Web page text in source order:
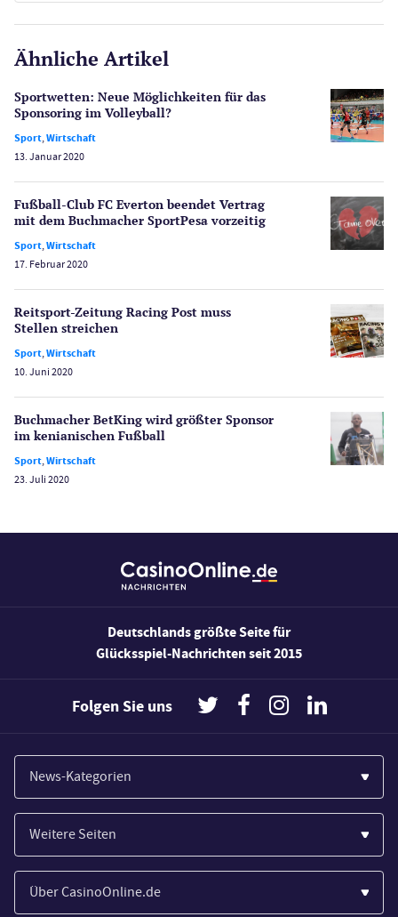
Gesetzgebung
Lotterie
Poker
Schlagzeilen
Spiele
Spielerschutz
Sport
Wetten
Wirtschaft
CasinoOnline.de
PayPal Casinos
Merkur Casinos
Casino Testberichte
Bonus Ohne Einzahlung
Slot Freispiele
Ähnliche Artikel
Sportwetten: Neue Möglichkeiten für das
Sponsoring im Volleyball?
Sport,Wirtschaft
13. Januar 2020
Fußball-Club FC Everton beendet Vertrag
mit dem Buchmacher SportPesa vorzeitig
Sport,Wirtschaft
17. Februar 2020
Reitsport-Zeitung Racing Post muss
Stellen streichen
Sport,Wirtschaft
10. Juni 2020
Buchmacher BetKing wird größter Sponsor
im kenianischen Fußball
Sport,Wirtschaft
23. Juli 2020
Deutschlands größte Seite für
Glücksspiel-Nachrichten seit 2015
Folgen Sie uns
News-Kategorien
Casinos
Wirtschaft
Spiele
Weitere Seiten
Paypal Casinos
Novoline Casinos
Über CasinoOnline.de